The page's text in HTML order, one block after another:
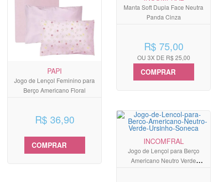
PAPI
Jogo de Lençol Feminino para
Berço Americano Floral
R$ 36,90
COMPRAR
Manta Soft Dupla Face Neutra
Panda Cinza
R$ 75,00
OU 3X DE R$ 25,00
COMPRAR
INCOMFRAL
Jogo de Lençol para Berço
Americano Neutro Verde